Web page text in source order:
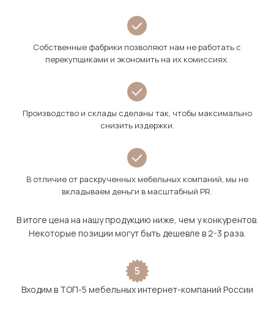
Собственные фабрики позволяют нам не работать с
перекупщиками и экономить на их комиссиях.
Производство и склады сделаны так, чтобы максимально
снизить издержки.
В отличие от раскрученных мебельных компаний, мы не
вкладываем деньги в масштабный PR.
В итоге цена на нашу продукцию ниже, чем у конкурентов.
Некоторые позиции могут быть дешевле в 2-3 раза.
5
Входим в ТОП-5 мебельных интернет-компаний России